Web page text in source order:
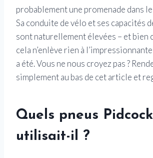
probablement une promenade dans
Sa conduite de vélo et ses capacités
sont naturellement élevées – et bien
cela n’enlève rien à
a été. Vous ne nous croyez pas ?
simplement au bas de cet article et
Quels pneus Pidcock
utilisait-il ?